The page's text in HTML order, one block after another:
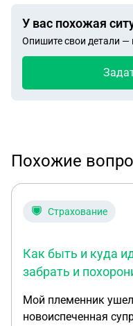
У вас похожая
Опишите свои детали —
Похожие
Страхование
Как быть и куда
забрать и
Мой племенник
новоиспеченная